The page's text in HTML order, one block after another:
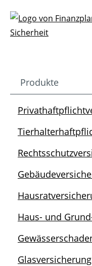
Produkte
Haus- und
Glasversicherung